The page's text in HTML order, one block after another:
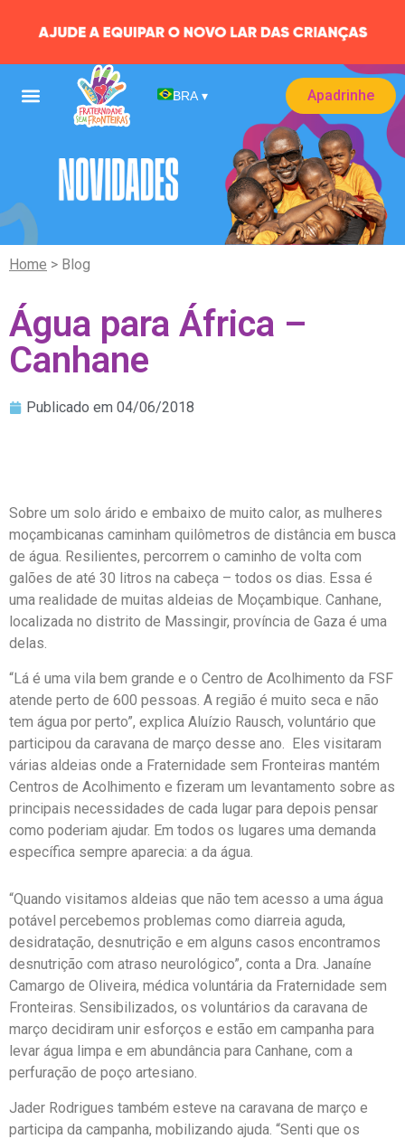
BRA ▾ Apadrinhe
Home > Blog
Água para África –
Canhane
Publicado em 04/06/2018
Sobre um solo árido e embaixo de muito calor, as mulheres
moçambicanas caminham quilômetros de distância em busca
de água. Resilientes, percorrem o caminho de volta com
galões de até 30 litros na cabeça – todos os dias. Essa é
uma realidade de muitas aldeias de Moçambique. Canhane,
localizada no distrito de Massingir, província de Gaza é uma
delas.
“Lá é uma vila bem grande e o Centro de Acolhimento da FSF
atende perto de 600 pessoas. A região é muito seca e não
tem água por perto”, explica Aluízio Rausch, voluntário que
participou da caravana de março desse ano. Eles visitaram
várias aldeias onde a Fraternidade sem Fronteiras mantém
Centros de Acolhimento e fizeram um levantamento sobre as
principais necessidades de cada lugar para depois pensar
como poderiam ajudar. Em todos os lugares uma demanda
específica sempre aparecia: a da água.
“Quando visitamos aldeias que não tem acesso a uma água
potável percebemos problemas como diarreia aguda,
desidratação, desnutrição e em alguns casos encontramos
desnutrição com atraso neurológico”, conta a Dra. Janaíne
Camargo de Oliveira, médica voluntária da Fraternidade sem
Fronteiras. Sensibilizados, os voluntários da caravana de
março decidiram unir esforços e estão em campanha para
levar água limpa e em abundância para Canhane, com a
perfuração de poço artesiano.
Jader Rodrigues também esteve na caravana de março e
participa da campanha, mobilizando ajuda. “Senti que os